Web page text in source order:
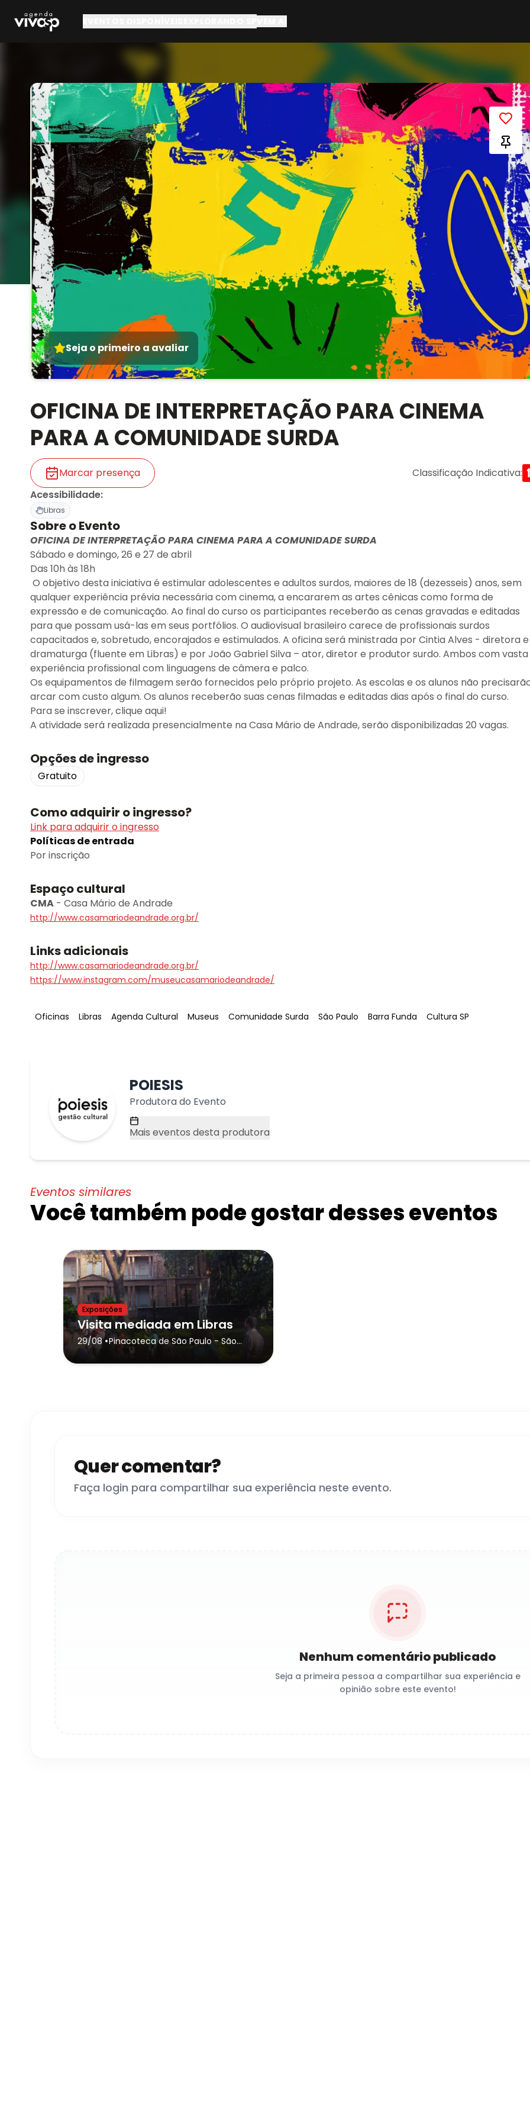
Seja o primeiro a avaliar
OFICINA DE INTERPRETAÇÃO PARA CINEMA
PARA A COMUNIDADE SURDA
Marcar presença Classificação Indicativa:
Acessibilidade:
Libras
Sobre o Evento
OFICINA DE INTERPRETAÇÃO PARA CINEMA PARA A COMUNIDADE SURDA
Sábado e domingo, 26 e 27 de abril
Das 10h às 18h
O objetivo desta iniciativa é estimular adolescentes e adultos surdos, maiores de 18 (dezesseis) anos, sem
qualquer experiência prévia necessária com cinema, a encararem as artes cênicas como forma de
expressão e de comunicação. Ao final do curso os participantes receberão as cenas gravadas e editadas
para que possam usá-las em seus portfólios. O audiovisual brasileiro carece de profissionais surdos
capacitados e, sobretudo, encorajados e estimulados. A oficina será ministrada por Cintia Alves - diretora e
dramaturga (fluente em Libras) e por João Gabriel Silva – ator, diretor e produtor surdo. Ambos com vasta
experiência profissional com linguagens de câmera e palco.
Os equipamentos de filmagem serão fornecidos pelo próprio projeto. As escolas e os alunos não
arcar com custo algum. Os alunos receberão suas cenas filmadas e editadas dias após o final do curso.
Para se inscrever, clique aqui!
A atividade será realizada presencialmente na Casa Mário de Andrade, serão disponibilizadas 20 vagas.
Opções de ingresso
Gratuito
Como adquirir o ingresso?
Link para adquirir o ingresso
Políticas de entrada
Por inscrição
Espaço cultural
CMA - Casa Mário de Andrade
http://www.casamariodeandrade.org.br/
Links adicionais
http://www.casamariodeandrade.org.br/
https://www.instagram.com/museucasamariodeandrade/
Tag:
Oficinas Tag:
Libras Tag:
Agenda Cultural Tag:
Museus Tag:
Comunidade Surda Tag
São Paulo Tag:
Barra Funda Tag:
Cultura SP
POIESIS
Produtora do Evento
Mais eventos desta produtora
Eventos similares
Você também pode gostar desses eventos
Exposições
Visita mediada em Libras
29/08 •Pinacoteca de São Paulo - São
Paulo
Quer comentar?
Faça login para compartilhar sua experiência neste evento.
Nenhum comentário publicado
Seja a primeira pessoa a compartilhar sua experiência e
opinião sobre este evento!